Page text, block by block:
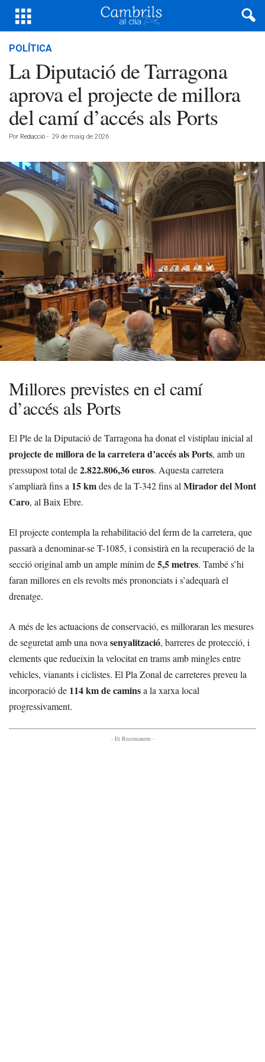
POLÍTICA
La Diputació de Tarragona
aprova el projecte de millora
del camí d’accés als Ports
Por Redacció - 29 de maig de 2026
Millores previstes en el camí
d’accés als Ports
El Ple de la Diputació de Tarragona ha donat el vistiplau inicial al
projecte de millora de la carretera d’accés als Ports, amb un
pressupost total de2.822.806,36 euros. Aquesta carretera
s’ampliarà fins a 15 kmdes de la T-342 fins al Mirador del Mont
Caro, al Baix Ebre.
El projecte contempla la rehabilitació del ferm de la carretera, que
passarà a denominar-se T-1085, i consistirà en la recuperació de la
secció original amb un ample mínim de5,5 metres. També s’hi
faran millores en els revolts més prononciats i s’adequarà el
drenatge.
A més de les actuacions de conservació, es milloraran les mesures
de seguretat amb una nova senyalització, barreres de protecció, i
elements que redueixin la velocitat en trams amb mingles entre
vehicles, vianants i ciclistes. El Pla Zonal de carreteres preveu la
incorporació de 114 km de caminsa la xarxa local
progressivament.
- Et Recomanem -